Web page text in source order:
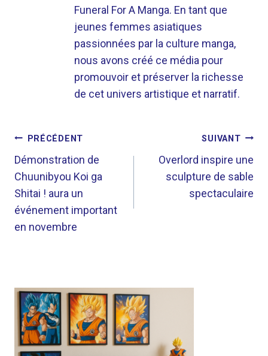
Funeral For A Manga. En tant que
jeunes femmes asiatiques
passionnées par la culture manga,
nous avons créé ce média pour
promouvoir et préserver la richesse
de cet univers artistique et narratif.
NAVIGATION
DE
L’ARTICLE
PRÉCÉDENT
Démonstration de
Chuunibyou Koi ga
Shitai ! aura un
événement important
en novembre
SUIVANT
Overlord inspire une
sculpture de sable
spectaculaire